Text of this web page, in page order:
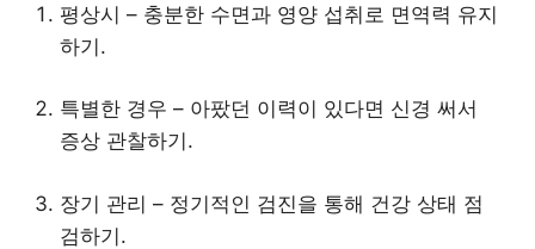
평상시 – 충분한 수면과 영양 섭취로 면역력 유지
하기.
특별한 경우 – 아팠던 이력이 있다면 신경 써서
증상 관찰하기.
장기 관리 – 정기적인 검진을 통해 건강 상태 점
검하기.